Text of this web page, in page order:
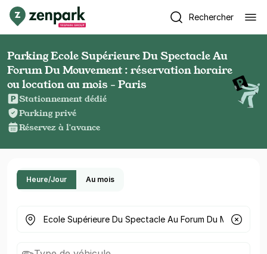
Rechercher
Parking Ecole Supérieure Du Spectacle Au
Forum Du Mouvement : réservation horaire
ou location au mois - Paris
Stationnement dédié
Parking privé
Réservez à l'avance
Heure/Jour Au mois
Où cherchez-vous un parking ?